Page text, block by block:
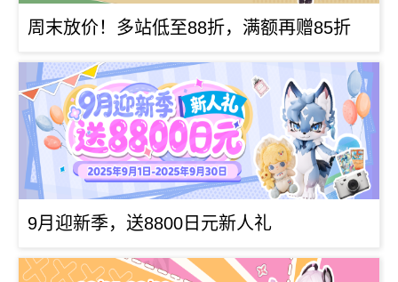
周末放价！多站低至88折，满额再赠85折
9月迎新季，送8800日元新人礼